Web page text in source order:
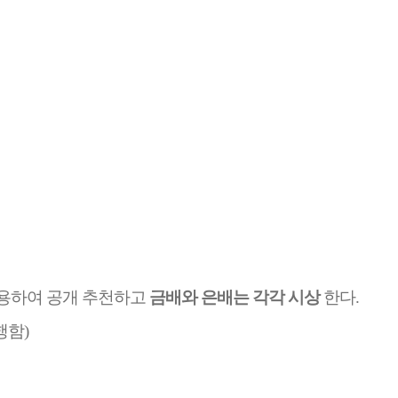
하여 공개 추천하고 금배와 은배는 각각 시상한다.
함)